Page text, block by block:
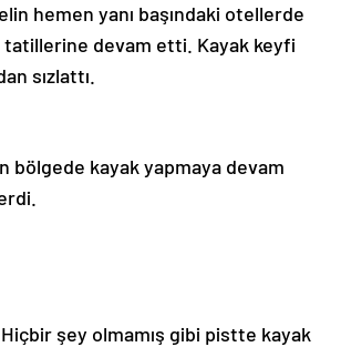
hemen yanı başındaki otellerde
tatillerine devam etti. Kayak keyfi
sızlattı.
bölgede kayak yapmaya devam
şey olmamış gibi pistte kayak